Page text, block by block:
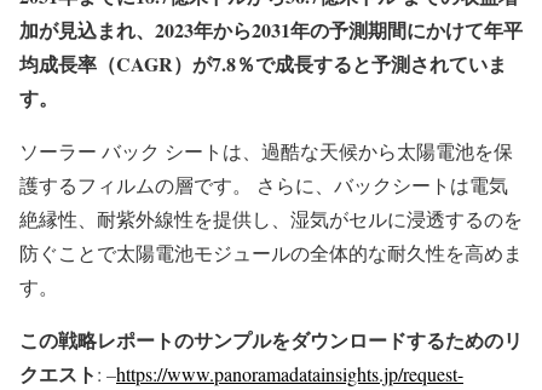
加が見込まれ、2023年から2031年の予測期間にかけて年平
均成長率（CAGR）が7.8％で成長すると予測されていま
す。
ソーラー バック シートは、過酷な天候から太陽電池を保
護するフィルムの層です。 さらに、バックシートは電気
絶縁性、耐紫外線性を提供し、湿気がセルに浸透するのを
防ぐことで太陽電池モジュールの全体的な耐久性を高めま
す。
この戦略レポートのサンプルをダウンロードするためのリ
クエスト: –https://www.panoramadatainsights.jp/request-